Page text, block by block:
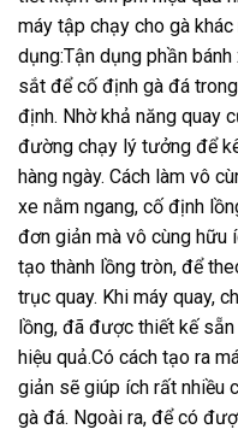
máy tập chạy cho gà
dụng:Tận dụng phần
sắt để cố định gà đá
định. Nhờ khả năng quay
đường chạy lý tưởng để
hàng ngày. Cách làm vô
xe nằm ngang, cố định
đơn giản mà vô cùng hữu
tạo thành lồng tròn, để
trục quay. Khi máy quay,
lồng, đã được thiết kế
hiệu quả.Có cách tạo ra
giản sẽ giúp ích rất nhiều
gà đá. Ngoài ra, để có